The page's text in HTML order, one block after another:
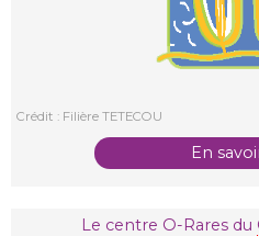
Crédit : Filière TETECOU
En
Le centre O-Rares du